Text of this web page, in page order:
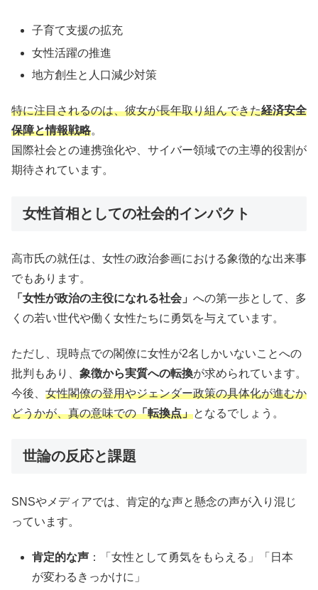
子育て支援の拡充
女性活躍の推進
地方創生と人口減少対策
特に注目されるのは、彼女が長年取り組んできた経済安全
保障と情報戦略。
国際社会との連携強化や、サイバー領域での主導的役割が
期待されています。
女性首相としての社会的インパクト
高市氏の就任は、女性の政治参画における象徴的な出来事
でもあります。
「女性が政治の主役になれる社会」 への第一歩として、多
くの若い世代や働く女性たちに勇気を与えています。
ただし、現時点での閣僚に女性が2名しかいないことへの
批判もあり、 象徴から実質への転換が求められています。
今後、 女性閣僚の登用やジェンダー政策の具体化が進むか
どうかが、真の意味での「転換点」となるでしょう。
世論の反応と課題
SNSやメディアでは、肯定的な声と懸念の声が入り混じ
っています。
肯定的な声 ：「女性として勇気をもらえる」「日本
が変わるきっかけに」